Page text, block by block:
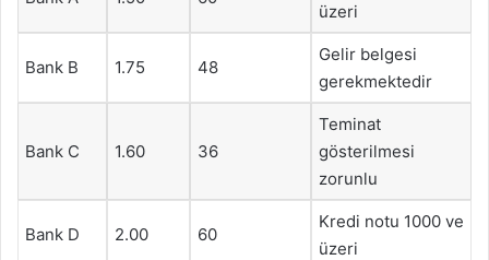
üzeri
Bank B 1.75 48
Gelir belgesi
gerekmektedir
Bank C 1.60 36
Teminat
gösterilmesi
zorunlu
Bank D 2.00 60
Kredi notu 1000 ve
üzeri